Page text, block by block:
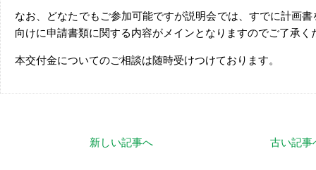
なお、どなたでもご参加可能ですが説明会では、すでに計画
向けに申請書類に関する内容がメインとなりますのでご了承く
本交付金についてのご相談は随時受けつけております。
古い記事
新しい記事へ